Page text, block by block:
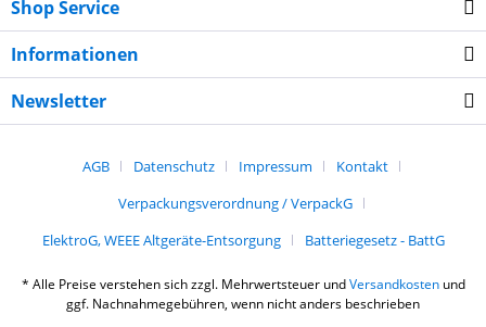
Shop Service
Informationen
Newsletter
AGB Datenschutz Impressum
Kontakt
Verpackungsverordnung / VerpackG
ElektroG, WEEE Altgeräte-Entsorgung
Batteriegesetz - BattG
* Alle Preise verstehen sich zzgl. Mehrwertsteuer undVersandkostenund
ggf. Nachnahmegebühren, wenn nicht anders beschrieben